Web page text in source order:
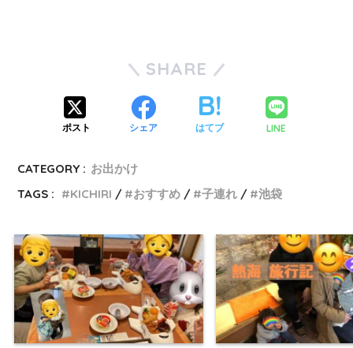
SHARE
ポスト シェア はてブ LINE
CATEGORY : お出かけ
TAGS :
KICHIRI おすすめ 子連れ 池袋